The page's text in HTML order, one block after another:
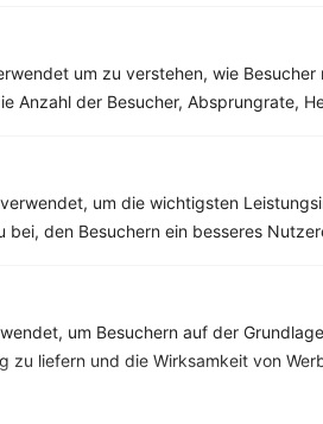
um zu verstehen, wie
Anzahl der Besucher, Absprungrate,
um die wichtigsten
bei, den Besuchern ein besseres
um Besuchern auf der
zu liefern und die Wirksamkeit von
‹ Kalorien:394
Fett:22 g